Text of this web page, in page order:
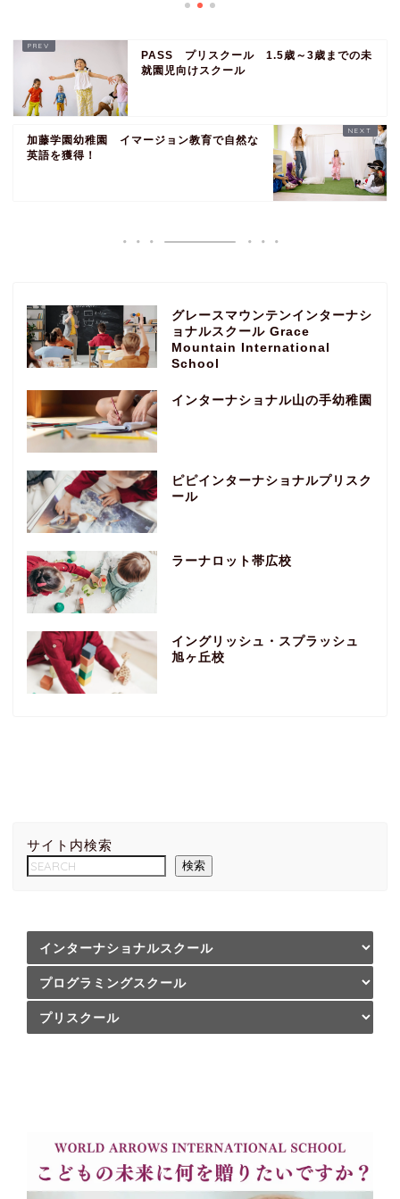
PASS プリスクール 1.5歳～3歳までの未
就園児向けスクール
加藤学園幼稚園 イマージョン教育で自然な
英語を獲得！
グレースマウンテンインターナシ
ョナルスクール Grace
Mountain International
School
インターナショナル山の手幼稚園
ピピインターナショナルプリスク
ール
ラーナロット帯広校
イングリッシュ・スプラッシュ
旭ヶ丘校
サイト内検索
検索